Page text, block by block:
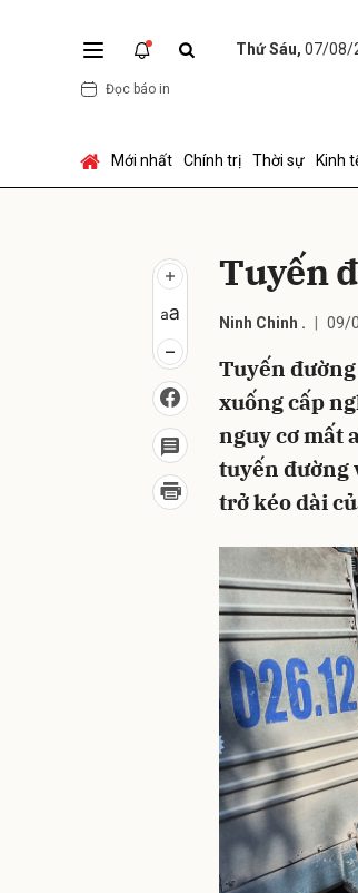
Thứ Sáu, 07/08/
Đọc báo in
Mới nhất Chính trị Thời sự Kinh
Tuyến
Ninh Chinh . 09/
Tuyến
xuống cấp
nguy cơ mất
tuyến đường
trở kéo dài